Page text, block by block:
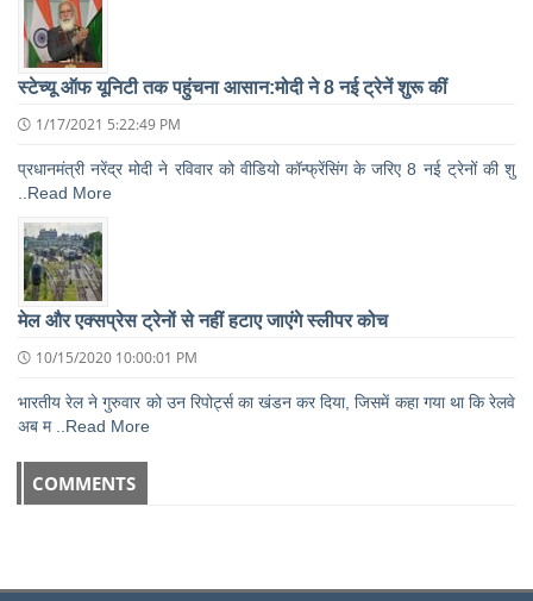
स्टेच्यू ऑफ यूनिटी तक पहुंचना आसान:मोदी ने 8 नई ट्रेनें शुरू कीं
1/17/2021 5:22:49 PM
प्रधानमंत्री नरेंद्र मोदी ने रविवार को वीडियो कॉन्फ्रेंसिंग के जरिए 8 नई ट्रेनों की शु
..Read More
मेल और एक्सप्रेस ट्रेनों से नहीं हटाए जाएंगे स्लीपर कोच
10/15/2020 10:00:01 PM
भारतीय रेल ने गुरुवार को उन रिपोर्ट्स का खंडन कर दिया, जिसमें कहा गया था कि रेलवे
अब म ..Read More
COMMENTS